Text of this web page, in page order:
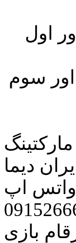
دیما
واتس اپ
بازی